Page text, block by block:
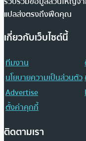
แปลส่งตรงถึงฟีดคุณ
เกี่ยวกับเว็บไซต์นี้
ทีมงาน
นโยบายความเป็นส่วนตัว
Advertise
ตั้งค่าคุกกี้
ติดตามเรา